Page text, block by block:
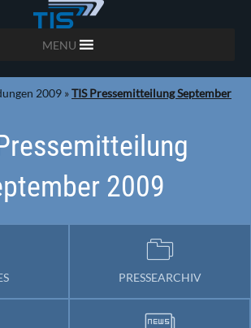
MENU
2009 »TIS Pressemitteilung September
2009
PRESSEARCHIV